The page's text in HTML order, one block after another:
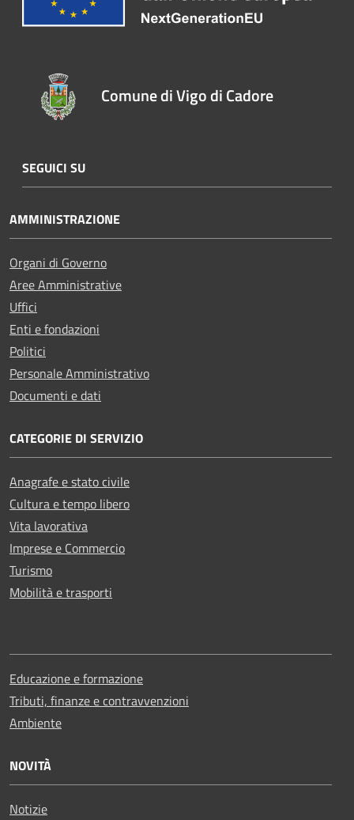
Comune di Vigo di Cadore
SEGUICI SU
AMMINISTRAZIONE
Organi di Governo
Aree Amministrative
Uffici
Enti e fondazioni
Politici
Personale Amministrativo
Documenti e dati
CATEGORIE DI SERVIZIO
Anagrafe e stato civile
Cultura e tempo libero
Vita lavorativa
Imprese e Commercio
Turismo
Mobilità e trasporti
Educazione e formazione
Tributi, finanze e contravvenzioni
Ambiente
NOVITÀ
Notizie